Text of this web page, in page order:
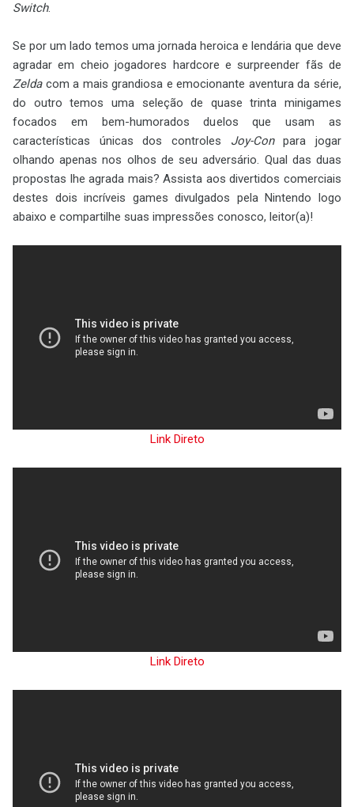
Switch.
Se por um lado temos uma jornada heroica e lendária que deve
agradar em cheio jogadores hardcore e surpreender fãs de
Zeldacom a mais grandiosa e emocionante aventura da série,
do outro temos uma seleção de quase trinta minigames
focados em bem-humorados duelos que usam as
características únicas dos controles Joy-Conpara jogar
olhando apenas nos olhos de seu adversário. Qual das duas
propostas lhe agrada mais? Assista aos divertidos comerciais
destes dois incríveis games divulgados pela Nintendo logo
abaixo e compartilhe suas impressões conosco, leitor(a)!
Link Direto
Link Direto